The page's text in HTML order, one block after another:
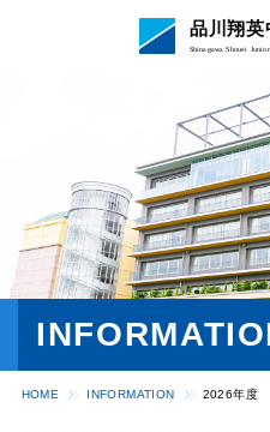
品川翔英
Shinagawa Shouei
HOME INFORMATION 2026年度